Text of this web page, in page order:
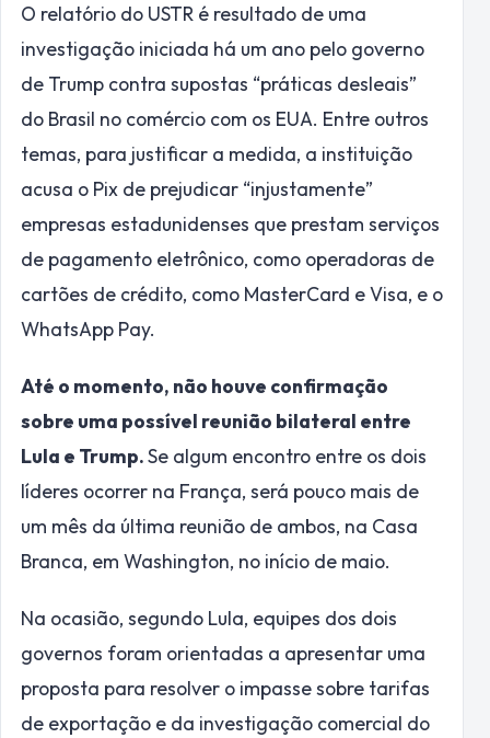
O relatório do USTR é resultado de uma
investigação iniciada há um ano pelo governo
de Trump contra supostas “práticas desleais”
do Brasil no comércio com os EUA. Entre outros
temas, para justificar a medida, a instituição
acusa o Pix de prejudicar “injustamente”
empresas estadunidenses que prestam serviços
de pagamento eletrônico, como operadoras de
cartões de crédito, como MasterCard e Visa, e o
WhatsApp Pay.
Até o momento, não houve confirmação
sobre uma possível reunião bilateral entre
Lula e Trump.Se algum encontro entre os dois
líderes ocorrer na França, será pouco mais de
um mês da última reunião de ambos, na Casa
Branca, em Washington, no início de maio.
Na ocasião, segundo Lula, equipes dos dois
governos foram orientadas a apresentar uma
proposta para resolver o impasse sobre tarifas
de exportação e da investigação comercial do